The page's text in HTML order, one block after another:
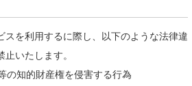
スを利用するに際し、以下のような法律違
いたします。
の知的財産権を侵害する行為